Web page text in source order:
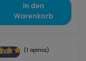
In den
Warenkorb
(1 opinia)